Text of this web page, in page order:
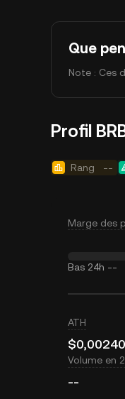
Que
Note : Ces
Profil
Rang --
Marge des
Bas 24h --
ATH
Volume en
--